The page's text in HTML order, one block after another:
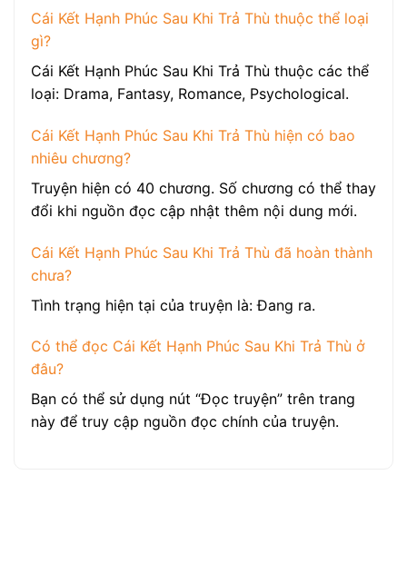
Cái Kết Hạnh Phúc Sau Khi Trả Thù thuộc thể loại
gì?
Cái Kết Hạnh Phúc Sau Khi Trả Thù thuộc các thể
loại: Drama, Fantasy, Romance, Psychological.
Cái Kết Hạnh Phúc Sau Khi Trả Thù hiện có bao
nhiêu chương?
Truyện hiện có 40 chương. Số chương có thể thay
đổi khi nguồn đọc cập nhật thêm nội dung mới.
Cái Kết Hạnh Phúc Sau Khi Trả Thù đã hoàn thành
chưa?
Tình trạng hiện tại của truyện là: Đang ra.
Có thể đọc Cái Kết Hạnh Phúc Sau Khi Trả Thù ở
đâu?
Bạn có thể sử dụng nút “Đọc truyện” trên trang
này để truy cập nguồn đọc chính của truyện.